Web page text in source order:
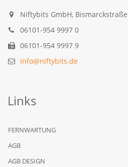
Niftybits GmbH,
06101-954 9997 0
06101-954 9997 9
info@niftybits.de
Links
FERNWARTUNG
AGB
AGB DESIGN